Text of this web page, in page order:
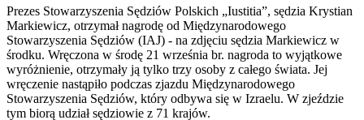
Prezes Stowarzyszenia Sędziów Polskich „Iustitia”, sędzia Krystian
Markiewicz, otrzymał nagrodę od Międzynarodowego
Stowarzyszenia Sędziów (IAJ) - na zdjęciu sędzia Markiewicz w
środku. Wręczona w środę 21 września br. nagroda to wyjątkowe
wyróżnienie, otrzymały ją tylko trzy osoby z całego świata. Jej
wręczenie nastąpiło podczas zjazdu Międzynarodowego
Stowarzyszenia Sędziów, który odbywa się w Izraelu. W zjeździe
tym biorą udział sędziowie z 71 krajów.